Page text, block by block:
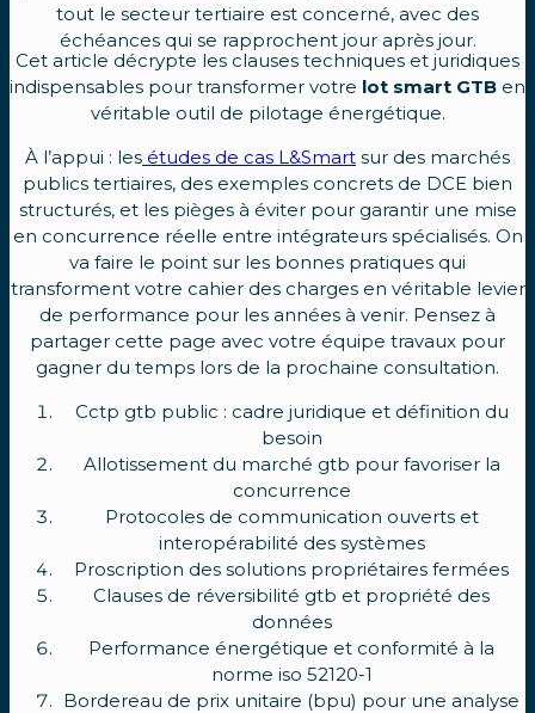
tout le secteur tertiaire est concerné, avec des
échéances qui se rapprochent jour après jour.
Cet article décrypte les clauses techniques et juridiques
indispensables pour transformer votre lot smart GTB en
véritable outil de pilotage énergétique.
À l’appui : les études de cas L&Smart sur des marchés
publics tertiaires, des exemples concrets de DCE bien
structurés, et les pièges à éviter pour garantir une mise
en concurrence réelle entre intégrateurs spécialisés. On
va faire le point sur les bonnes pratiques qui
transforment votre cahier des charges en véritable levier
de performance pour les années à venir. Pensez à
partager cette page avec votre équipe travaux pour
gagner du temps lors de la prochaine consultation.
Cctp gtb public : cadre juridique et définition du
besoin
Allotissement du marché gtb pour favoriser la
concurrence
Protocoles de communication ouverts et
interopérabilité des systèmes
Proscription des solutions propriétaires fermées
Clauses de réversibilité gtb et propriété des
données
Performance énergétique et conformité à la
norme iso 52120-1
Bordereau de prix unitaire (bpu) pour une analyse